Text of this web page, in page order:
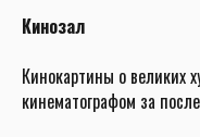
Кинозал
Кинокартины о великих
кинематографом за